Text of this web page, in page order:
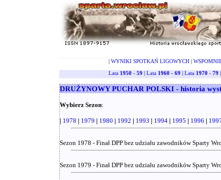
| WYNIKI SPOTKAŃ LIGOWYCH|
Lata 1950 - 59 | Lata 1960 - 69 | Lata 1970 - 79
DRUŻYNOWY PUCHAR POLSKI - historia
Wybierz Sezon:
| 1978 | 1979 | 1980 | 1992 | 1993 | 1994 | 1995 | 1996 |
Sezon 1978 - Finał DPP bez udziału zawodników Sparty
Sezon 1979 - Finał DPP bez udziału zawodników Sparty